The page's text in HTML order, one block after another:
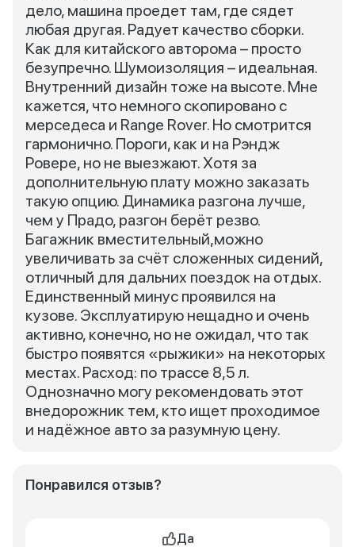
дело, машина проедет там, где сядет
любая другая. Радует качество сборки.
Как для китайского авторома – просто
безупречно. Шумоизоляция – идеальная.
Внутренний дизайн тоже на высоте. Мне
кажется, что немного скопировано с
мерседеса и Range Rover. Но смотрится
гармонично. Пороги, как и на Рэндж
Ровере, но не выезжают. Хотя за
дополнительную плату можно заказать
такую опцию. Динамика разгона лучше,
чем у Прадо, разгон берёт резво.
Багажник вместительный,можно
увеличивать за счёт сложенных сидений,
отличный для дальних поездок на отдых.
Единственный минус проявился на
кузове. Эксплуатирую нещадно и очень
активно, конечно, но не ожидал, что так
быстро появятся «рыжики» на некоторых
местах. Расход: по трассе 8,5 л.
Однозначно могу рекомендовать этот
внедорожник тем, кто ищет проходимое
и надёжное авто за разумную цену.
Понравился отзыв?
Да